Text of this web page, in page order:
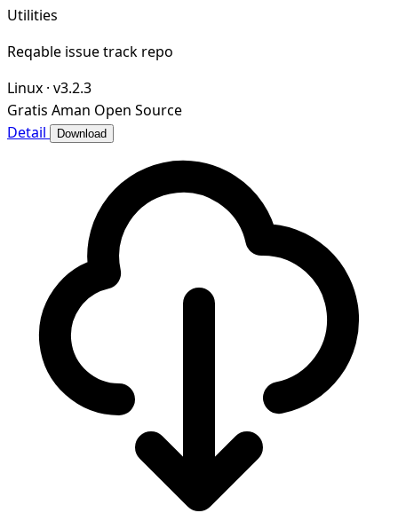
Utilities
Reqable issue track repo
Linux · v3.2.3
Gratis Aman Open Source
Detail
Download